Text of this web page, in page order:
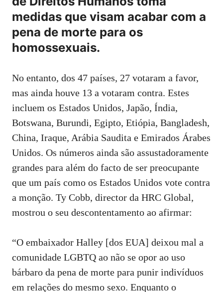
medidas que visam acabar com a
pena de morte para os
homossexuais.
No entanto, dos 47 países, 27 votaram a favor,
mas ainda houve 13 a votaram contra. Estes
incluem os Estados Unidos, Japão, Índia,
Botswana, Burundi, Egipto, Etiópia, Bangladesh,
China, Iraque, Arábia Saudita e Emirados Árabes
Unidos. Os números ainda são assustadoramente
grandes para além do facto de ser preocupante
que um país como os Estados Unidos vote contra
a monção. Ty Cobb, director da HRC Global,
mostrou o seu descontentamento ao afirmar:
“O embaixador Halley [dos EUA] deixou mal a
comunidade LGBTQ ao não se opor ao uso
bárbaro da pena de morte para punir indivíduos
em relações do mesmo sexo. Enquanto o